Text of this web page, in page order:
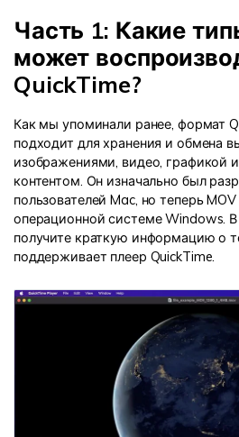
Часть 1: Какие
может
QuickTime?
Как мы упоминали ранее, формат
подходит для хранения и обмена
изображениями, видео, графикой
контентом. Он изначально был
пользователей Mac, но теперь
операционной системе Windows.
получите краткую информацию о
поддерживает плеер QuickTime.